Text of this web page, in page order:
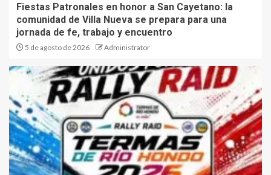
Fiestas Patronales en honor a San Cayetano: la
comunidad de Villa Nueva se prepara para una
jornada de fe, trabajo y encuentro
5 de agosto de 2026 Administrator